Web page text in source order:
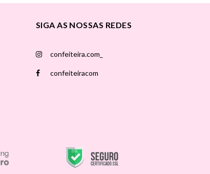
SIGA AS NOSSAS REDES
confeiteira.com_
confeiteiracom